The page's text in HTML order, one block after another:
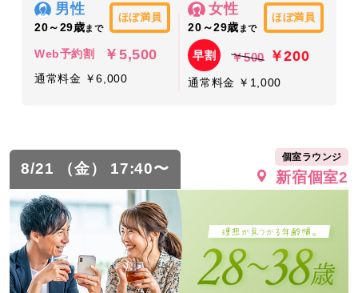
男性
20～29歳まで
ほぼ満員
Web予約割 ￥5,500
通常料金 ￥6,000
女性
20～29歳 まで
ほぼ満員
早割 ￥500 ￥200
通常料金 ￥1,000
8/21 （金） 17:40〜
個室ラウンジ
新宿個室2